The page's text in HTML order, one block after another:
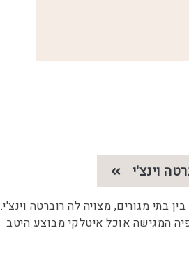
וינצ'י
בתי מגורים, מצויה לה רוברטה וינצ'י.
המגישה אוכל איטלקי מבוצע היטב